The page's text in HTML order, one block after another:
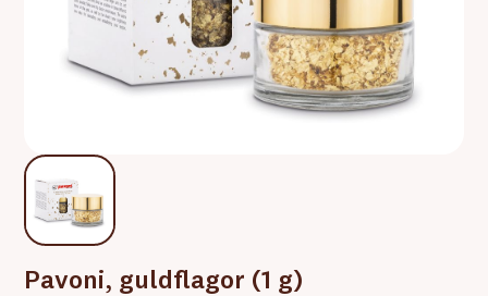
Pavoni, guldflagor (1 g)